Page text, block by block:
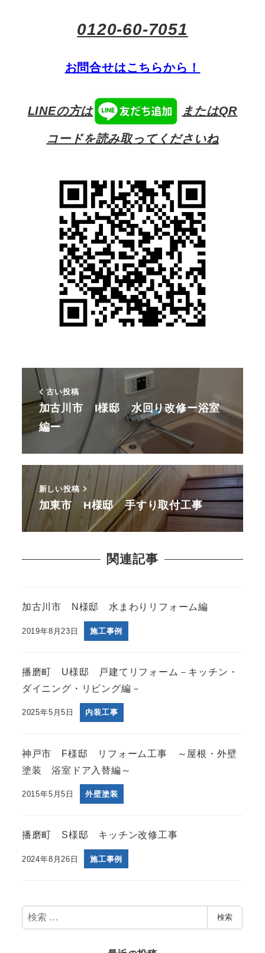
0120-60-7051
お問合せはこちらから！
LINEの方は またはQR
コードを読み取ってくださいね
古い投稿
加古川市 I様邸 水回り改修ー浴室
編ー
新しい投稿
加東市 H様邸 手すり取付工事
関連記事
加古川市 N様邸 水まわりリフォーム編
2019年8月23日 施工事例
播磨町 U様邸 戸建てリフォーム－キッチン・
ダイニング・リビング編－
2025年5月5日 内装工事
神戸市 F様邸 リフォーム工事 ～屋根・外壁
塗装 浴室ドア入替編～
2015年5月5日 外壁塗装
播磨町 S様邸 キッチン改修工事
2024年8月26日 施工事例
検
索
検索